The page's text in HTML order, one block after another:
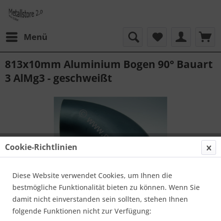
Menü
813x10mm Aluminium Bogen 90° Bauart
3 AlMg3 - geschweißt
Preis und Verfügbarkeit auf Anfrage.
Cookie-Richtlinien
Diese Website verwendet Cookies, um Ihnen die
bestmögliche Funktionalität bieten zu können. Wenn Sie
damit nicht einverstanden sein sollten, stehen Ihnen
folgende Funktionen nicht zur Verfügung: